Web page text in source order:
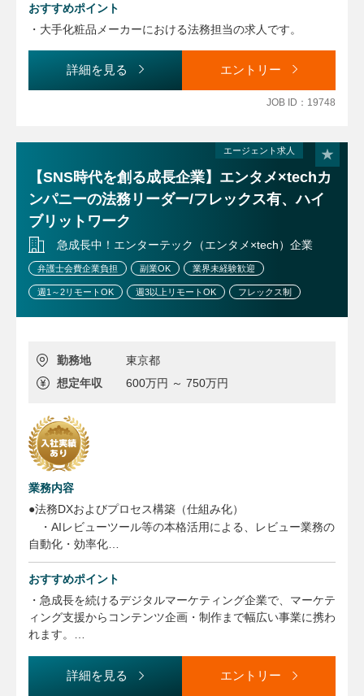
・法改正対応
・社内啓蒙活動
・外部弁護士との連携
・コンプライアンス対応
おすすめポイント
・大手化粧品メーカーにおける法務担当の求人です。
詳細を見る エントリー
JOB ID：19748
エージェント求人
【SNS時代を創る成長企業】エンタメ×techカ
ンパニーの法務リーダー/フレックス有、ハイ
ブリットワーク
急成長中！エンターテック（エンタメ×tech）企業
弁護士会費企業負担 副業OK 業界未経験歓迎
週1～2リモートOK 週3以上リモートOK フレックス制
勤務地
東京都
想定年収
600万円 ～ 750万円
業務内容
●法務DXおよびプロセス構築（仕組み化）
・AIレビューツール等の本格活用による、レビュー業務の
自動化・効率化
・属人化を排除し、リードタイム短縮を実現するワークフ
ローやルールの設計
●コーポレート・組織法務（ガバナンス強化）
・取締役会・株主総会の運営支援、登記申請、商標出願・
登録管理などのコーポレート実務
体制のアップデート
●契約法務（実務の牽引）
おすすめポイント
・急成長を続けるデジタルマーケティング企業で、マーケテ
ィング支援からコンテンツ企画・制作まで幅広い事業に携わ
れます。
市場や文化の創出に挑戦できる環境です。
詳細を見る エントリー